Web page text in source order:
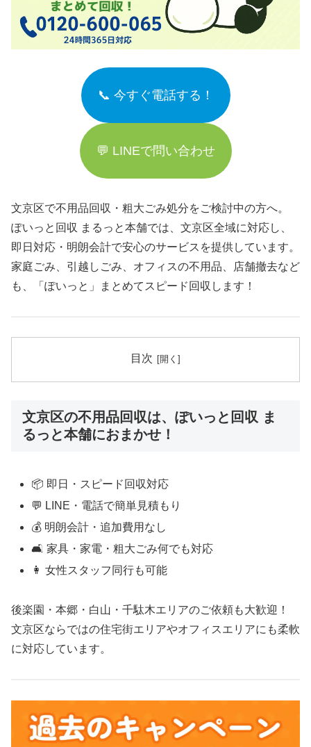
📞 今すぐ電話する！
💬 LINEで問い合わせ
文京区で不用品回収・粗大ごみ処分をご検討中の方へ。
ぽいっと回収 まるっと本舗では、文京区全域に対応し、
即日対応・明朗会計で安心のサービスを提供しています。
家庭ごみ、引越しごみ、オフィスの不用品、店舗撤去など
も、「ぽいっと」まとめてスピード回収します！
目次
文京区の不用品回収は、ぽいっと回収 ま
るっと本舗におまかせ！
📦 即日・スピード回収対応
💬 LINE・電話で簡単見積もり
💰 明朗会計・追加費用なし
🛋 家具・家電・粗大ごみ何でも対応
👩 女性スタッフ同行も可能
後楽園・本郷・白山・千駄木エリアのご依頼も大歓迎！
文京区ならではの住宅街エリアやオフィスエリアにも柔軟
に対応しています。